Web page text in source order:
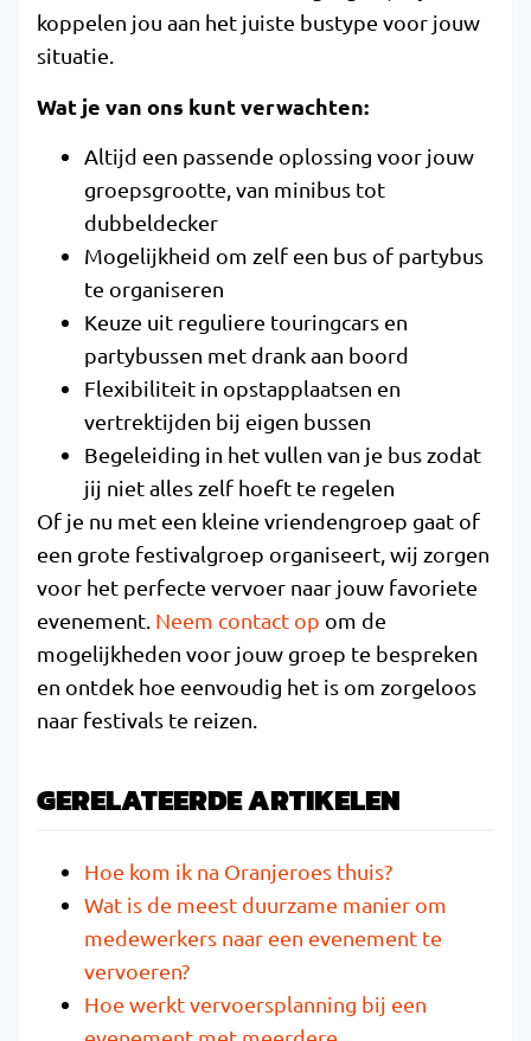
koppelen jou aan het juiste bustype voor jouw
situatie.
Wat je van ons kunt verwachten:
Altijd een passende oplossing voor jouw
groepsgrootte, van minibus tot
dubbeldecker
Mogelijkheid om zelf een bus of partybus
te organiseren
Keuze uit reguliere touringcars en
partybussen met drank aan boord
Flexibiliteit in opstapplaatsen en
vertrektijden bij eigen bussen
Begeleiding in het vullen van je bus zodat
jij niet alles zelf hoeft te regelen
Of je nu met een kleine vriendengroep gaat of
een grote festivalgroep organiseert, wij zorgen
voor het perfecte vervoer naar jouw favoriete
evenement. Neem contact op om de
mogelijkheden voor jouw groep te bespreken
en ontdek hoe eenvoudig het is om zorgeloos
naar festivals te reizen.
GERELATEERDE ARTIKELEN
Hoe kom ik na Oranjeroes thuis?
Wat is de meest duurzame manier om
medewerkers naar een evenement te
vervoeren?
Hoe werkt vervoersplanning bij een